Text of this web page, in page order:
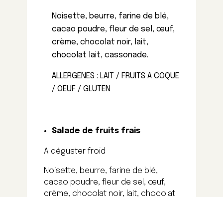
Noisette, beurre, farine de blé,
cacao poudre, fleur de sel, œuf,
crème, chocolat noir, lait,
chocolat lait, cassonade.
ALLERGENES : LAIT / FRUITS A COQUE
/ OEUF / GLUTEN
Salade de fruits frais
A déguster froid
Noisette, beurre, farine de blé,
cacao poudre, fleur de sel, œuf,
crème, chocolat noir, lait, chocolat